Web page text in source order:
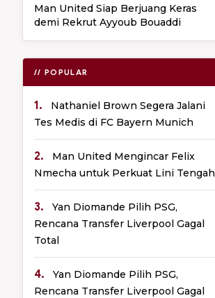
Man United Siap Berjuang Keras
demi Rekrut Ayyoub Bouaddi
// POPULAR
1.
Nathaniel Brown Segera Jalani
Tes Medis di FC Bayern Munich
2.
Man United Mengincar Felix
Nmecha untuk Perkuat Lini Tengah
3.
Yan Diomande Pilih PSG,
Rencana Transfer Liverpool Gagal
Total
4.
Yan Diomande Pilih PSG,
Rencana Transfer Liverpool Gagal